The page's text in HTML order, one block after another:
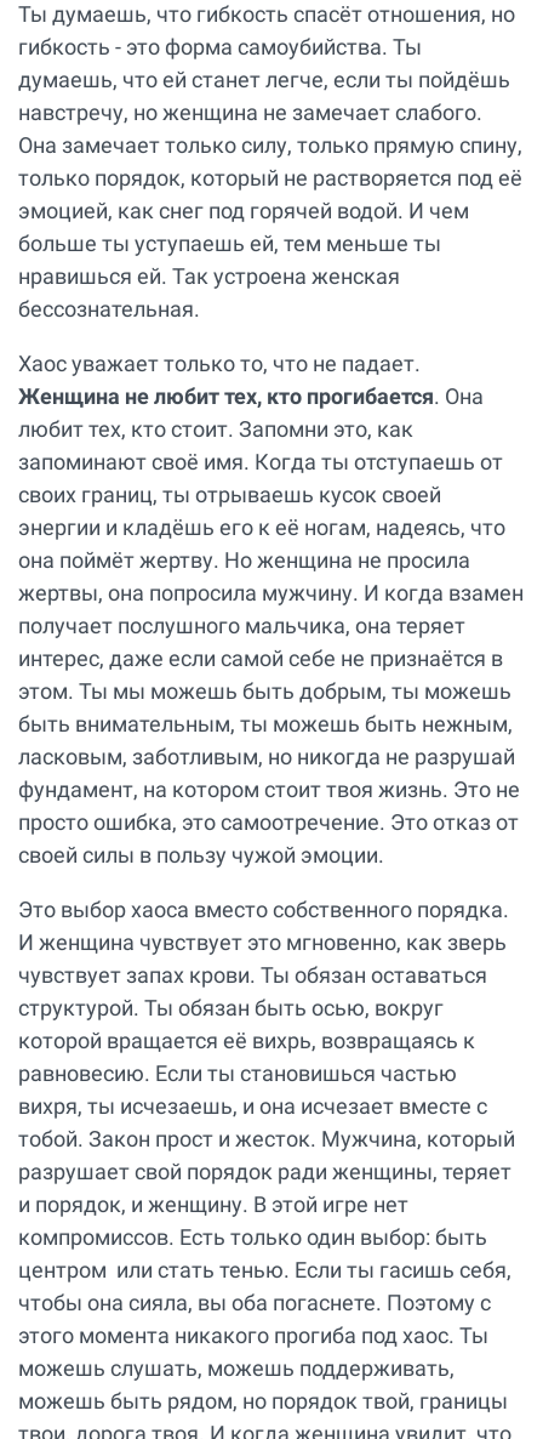
Ты думаешь, что гибкость спасёт отношения, но
гибкость - это форма самоубийства. Ты
думаешь, что ей станет легче, если ты пойдёшь
навстречу, но женщина не замечает слабого.
Она замечает только силу, только прямую спину,
только порядок, который не растворяется под её
эмоцией, как снег под горячей водой. И чем
больше ты уступаешь ей, тем меньше ты
нравишься ей. Так устроена женская
бессознательная.
Хаос уважает только то, что не падает.
Женщина не любит тех, кто прогибается. Она
любит тех, кто стоит. Запомни это, как
запоминают своё имя. Когда ты отступаешь от
своих границ, ты отрываешь кусок своей
энергии и кладёшь его к её ногам, надеясь, что
она поймёт жертву. Но женщина не просила
жертвы, она попросила мужчину. И когда взамен
получает послушного мальчика, она теряет
интерес, даже если самой себе не признаётся в
этом. Ты мы можешь быть добрым, ты можешь
быть внимательным, ты можешь быть нежным,
ласковым, заботливым, но никогда не разрушай
фундамент, на котором стоит твоя жизнь. Это не
просто ошибка, это самоотречение. Это отказ от
своей силы в пользу чужой эмоции.
Это выбор хаоса вместо собственного порядка.
И женщина чувствует это мгновенно, как зверь
чувствует запах крови. Ты обязан оставаться
структурой. Ты обязан быть осью, вокруг
которой вращается её вихрь, возвращаясь к
равновесию. Если ты становишься частью
вихря, ты исчезаешь, и она исчезает вместе с
тобой. Закон прост и жесток. Мужчина, который
разрушает свой порядок ради женщины, теряет
и порядок, и женщину. В этой игре нет
компромиссов. Есть только один выбор: быть
центром или стать тенью. Если ты гасишь себя,
чтобы она сияла, вы оба погаснете. Поэтому с
этого момента никакого прогиба под хаос. Ты
можешь слушать, можешь поддерживать,
можешь быть рядом, но порядок твой, границы